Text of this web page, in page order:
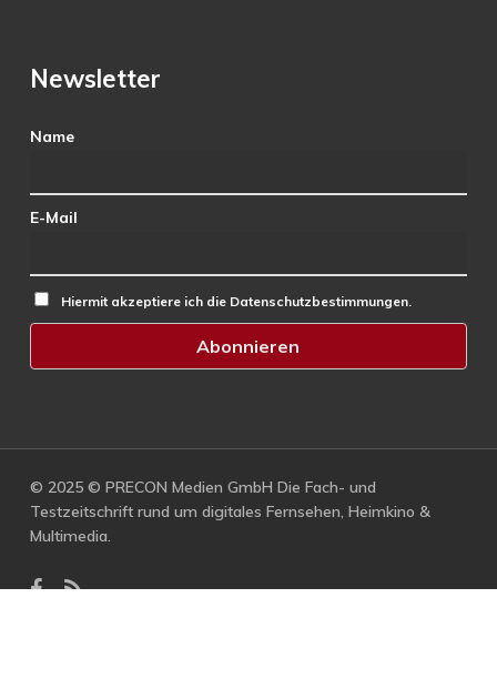
Newsletter
Name
E-Mail
Hiermit akzeptiere ich die Datenschutzbestimmungen.
© 2025 © PRECON Medien GmbH Die Fach- und
Testzeitschrift rund um digitales Fernsehen, Heimkino &
Multimedia.
facebook
RSS